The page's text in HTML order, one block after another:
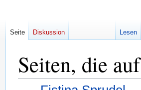
Seiten, die
Seite Diskussion Lesen